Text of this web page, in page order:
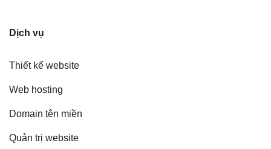
Dịch vụ
Thiết kế website
Web hosting
Domain tên miền
Quản trị website